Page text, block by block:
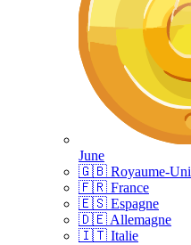
June
🇬🇧 Royaume-Uni
🇫🇷 France
🇪🇸 Espagne
🇩🇪 Allemagne
🇮🇹 Italie